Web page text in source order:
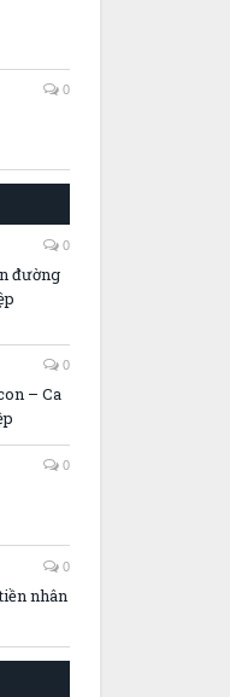
0
0
đường
0
– Ca
0
0
nhân